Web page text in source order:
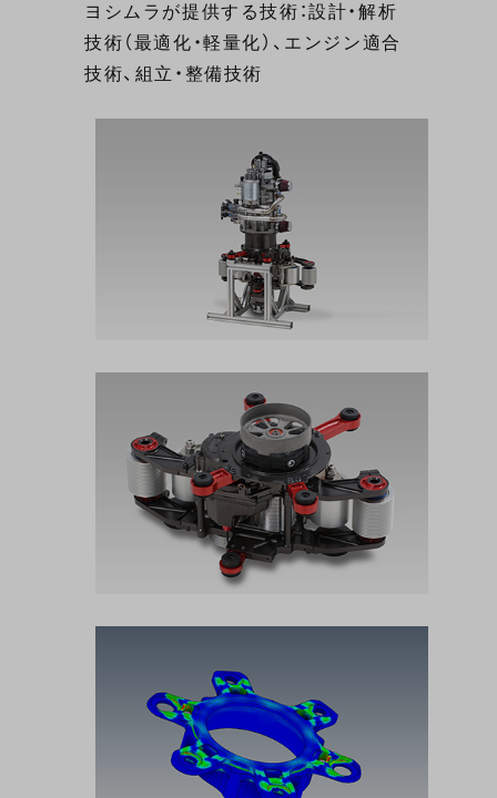
ヨシムラが提供する技術：設計・解析
技術（最適化・軽量化）、エンジン適合
技術、組立・整備技術